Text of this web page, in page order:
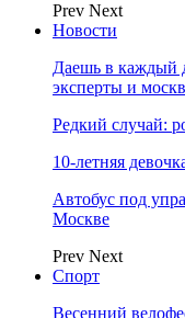
Prev Next
Новости
Даешь в каждый
эксперты и
Редкий случай:
10-летняя
Автобус под
Москве
Prev Next
Спорт
Весенний